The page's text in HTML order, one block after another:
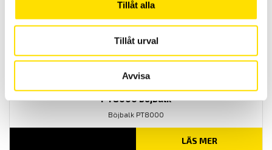
Tillåt alla
Tillåt urval
Avvisa
PT8000 böjbalk
Böjbalk PT8000
LÄS MER